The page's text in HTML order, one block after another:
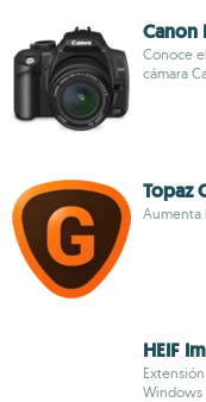
Canon
Conoce
cámara
Topaz
Aumenta
HEIF
Windows